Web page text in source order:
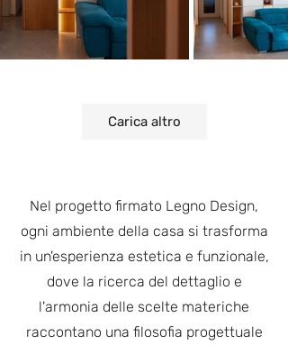
Carica altro
Nel progetto firmato Legno Design,
ogni ambiente della casa si trasforma
in un'esperienza estetica e funzionale,
dove la ricerca del dettaglio e
l'armonia delle scelte materiche
raccontano una filosofia progettuale